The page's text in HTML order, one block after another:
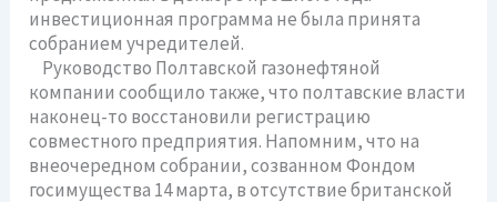
инвестиционная программа не была принята
собранием учредителей.
Руководство Полтавской газонефтяной
компании сообщило также, что полтавские власти
наконец-то восстановили регистрацию
совместного предприятия. Напомним, что на
внеочередном собрании, созванном Фондом
госимущества 14 марта, в отсутствие британской